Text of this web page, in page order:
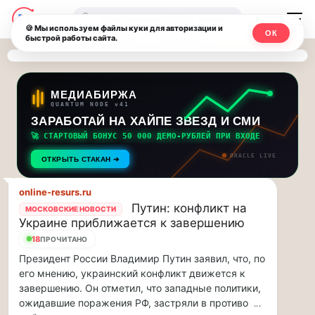
Последние
новости
и
обновления
потока:
Друзья,
приглашаем
на
музыкальную
прогулку
по
Москве
Чайковского!…
Друзья,
приглашаем
на
музыкальную
Москвичи.net
—
Главный
столичный
чат-
мессенджер,
новости
и
инсайды
Москвы
🔍
МЕДИАБИРЖА
QUANTUM NODE v41
ЗАРАБОТАЙ НА ХАЙПЕ ЗВЕЗД И СМИ
🚀 СТАРТОВЫЙ БОНУС 50 000 ДЕМО-РУБЛЕЙ ПРИ ВХОДЕ
ОТКРЫТЬ СТАКАН ➔ ORACLE LIVE
online-resurs.ru
МОСКОВСКИЕ НОВОСТИ
Путин: конфликт на
Украине приближается к завершению
18ПРОЧИТАНО
Президент России Владимир Путин заявил, что, по
его мнению, украинский конфликт движется к
завершению. Он отметил, что западные политики,
ожидавшие поражения РФ, застряли в противо ...
🍪 Мы используем файлы куки для авторизации и
быстрой работы сайта.
ОК